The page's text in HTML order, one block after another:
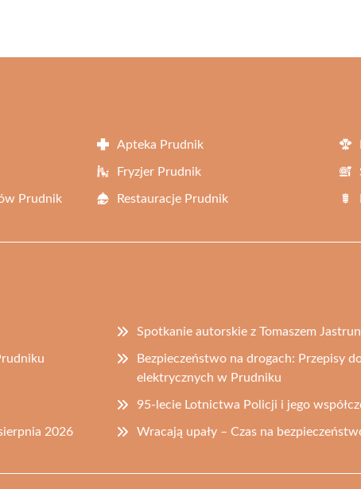
Apteka Prudnik
Fryzjer Prudnik
Prudnik Restauracje Prudnik
Spotkanie autorskie z Tomaszem
Bezpieczeństwo na drogach: Przepisy
elektrycznych w Prudniku
95-lecie Lotnictwa Policji i jego
2026 Wracają upały – Czas na